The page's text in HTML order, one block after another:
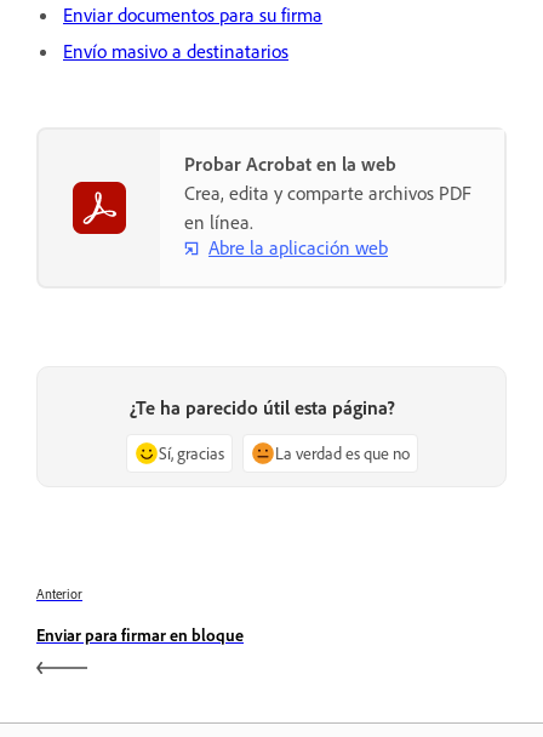
Enviar documentos para su firma
Envío masivo a destinatarios
Probar Acrobat en la web
Crea, edita y comparte archivos PDF
en línea.
Abre la aplicación web
¿Te ha parecido útil esta página?
Sí, gracias La verdad es que no
Anterior
Enviar para firmar en bloque